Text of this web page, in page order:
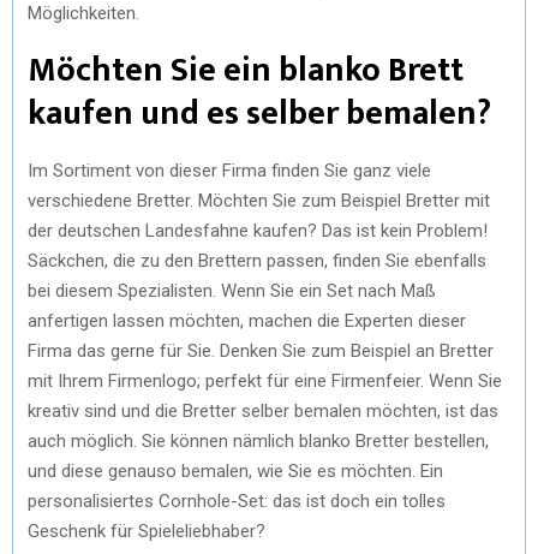
Möglichkeiten.
Möchten Sie ein blanko Brett
kaufen und es selber bemalen?
Im Sortiment von dieser Firma finden Sie ganz viele
verschiedene Bretter. Möchten Sie zum Beispiel Bretter mit
der deutschen Landesfahne kaufen? Das ist kein Problem!
Säckchen, die zu den Brettern passen, finden Sie ebenfalls
bei diesem Spezialisten. Wenn Sie ein Set nach Maß
anfertigen lassen möchten, machen die Experten dieser
Firma das gerne für Sie. Denken Sie zum Beispiel an Bretter
mit Ihrem Firmenlogo; perfekt für eine Firmenfeier. Wenn Sie
kreativ sind und die Bretter selber bemalen möchten, ist das
auch möglich. Sie können nämlich blanko Bretter bestellen,
und diese genauso bemalen, wie Sie es möchten. Ein
personalisiertes Cornhole-Set: das ist doch ein tolles
Geschenk für Spieleliebhaber?